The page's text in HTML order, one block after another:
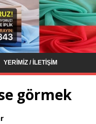
YERIMIZ / İLETIŞIM
görmek